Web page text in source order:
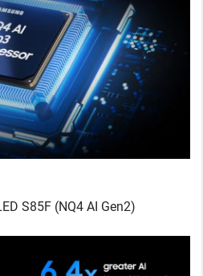
S85F (NQ4 AI Gen2)